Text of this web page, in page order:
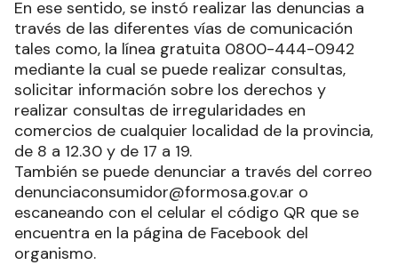
En ese sentido, se instó realizar las denuncias a
través de las diferentes vías de comunicación
tales como, la línea gratuita 0800-444-0942
mediante la cual se puede realizar consultas,
solicitar información sobre los derechos y
realizar consultas de irregularidades en
comercios de cualquier localidad de la provincia,
de 8 a 12.30 y de 17 a 19.
También se puede denunciar a través del correo
denunciaconsumidor@formosa.gov.ar o
escaneando con el celular el código QR que se
encuentra en la página de Facebook del
organismo.